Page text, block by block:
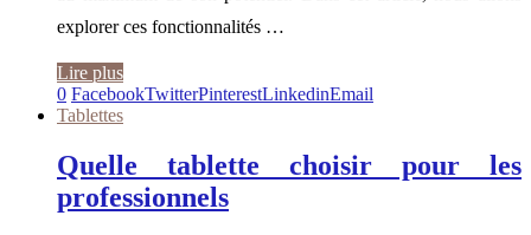
explorer ces fonctionnalités …
Lire plus
0 FacebookTwitterPinterestLinkedinEmail
Tablettes
Quelle tablette choisir pour les
professionnels